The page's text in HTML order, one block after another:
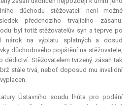
důchodu stěžovateli není možné
předchozího trvajícího zásahu.
byl totiž stěžovatelův syn a teprve po
nárok na výplatu splatných a dosud
důchodového pojištění na stěžovatele,
dědictví. Stěžovatelem tvrzený zásah tak
stále trvá, neboť doposud mu invalidní
Ústavního soudu lhůta pro podání